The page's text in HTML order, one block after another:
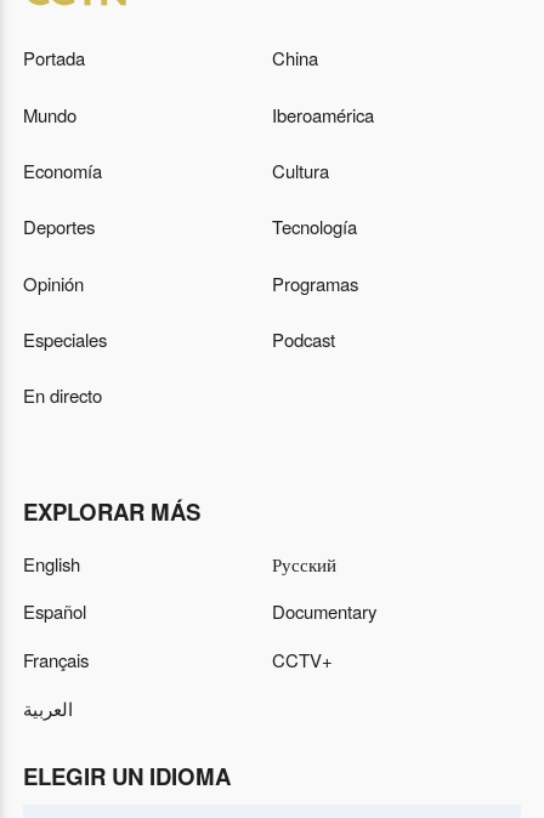
Portada China
Mundo Iberoamérica
Economía Cultura
Deportes Tecnología
Opinión Programas
Especiales Podcast
En directo
EXPLORAR MÁS
English
Español
Français
العربية
Русский
Documentary
CCTV+
ELEGIR UN IDIOMA